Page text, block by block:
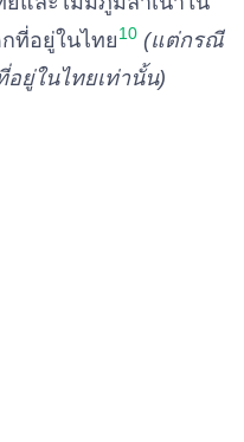
ที่อยู่ในไทย 10 (แต่กรณี
อยู่ในไทยเท่านั้น)